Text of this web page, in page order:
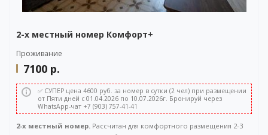
2-х местный номер Комфорт+
Проживание
7100 р.
✅ СУПЕР цена 4600 руб. за номер в сутки (2 чел) при размещении
от Пяти дней с 01.04.2026 по 10.07.2026г. Бронируй через
WhatsApp-чат +7 (903) 757-41-41
2-х местный номер. Рассчитан для комфортного размещения 2-3